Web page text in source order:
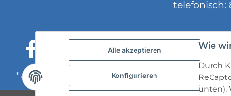
telefonisch:
* Alle Preise inkl. gesetzlicher USt., zzgl. Versand
Alle akzeptieren
Konfigurieren
Wie
Durch
unten).